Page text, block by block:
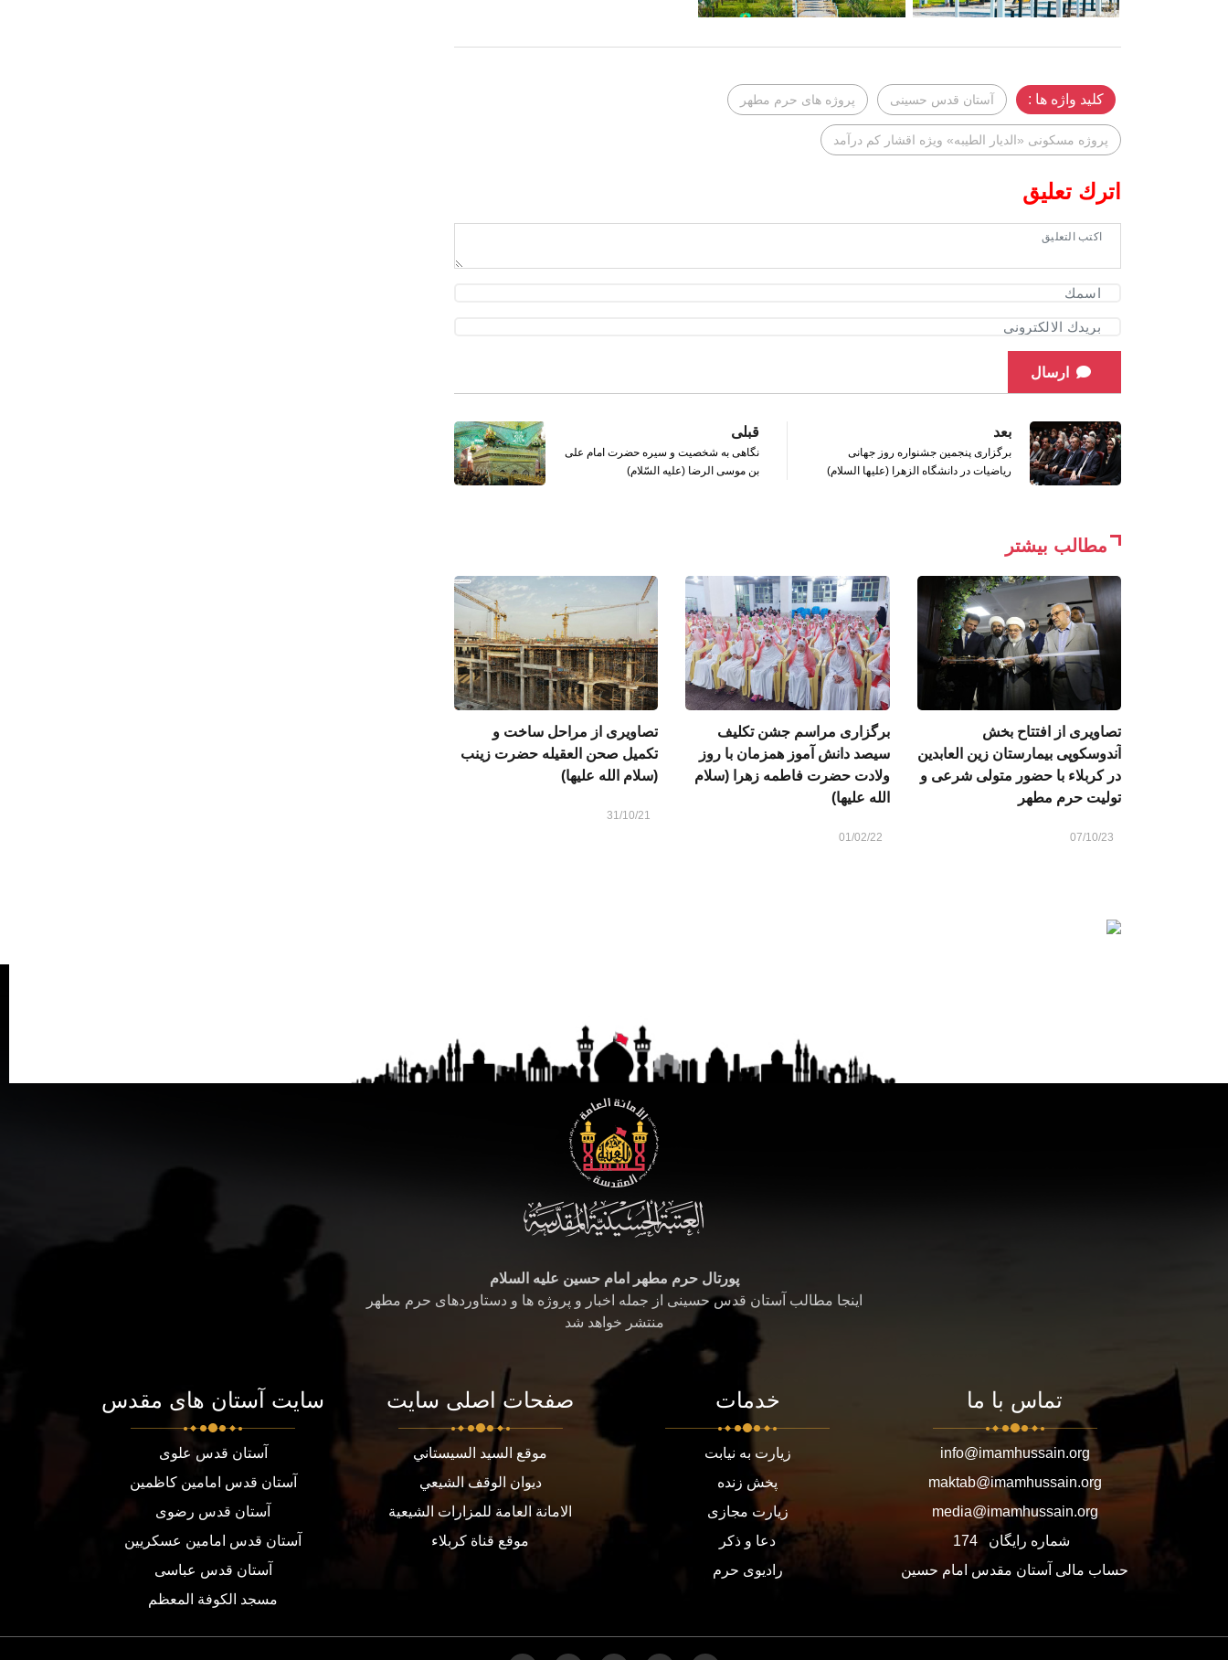
کلید واژه ها : آستان قدس حسینی پروژه های حرم مطهر
پروژه مسکونی «الدیار الطیبه» ویژه اقشار کم‌ درآمد
اترك تعليق
ارسال
قبلی
نگاهی به شخصیت و سیره حضرت امام علی
بن موسی الرضا (علیه السّلام)
بعد
برگزاری پنجمین جشنواره روز جهانی
ریاضیات در دانشگاه الزهرا (علیها السلام)
مطالب بیشتر
تصاویری از افتتاح بخش
آندوسکوپی بیمارستان زین العابدین
در کربلاء با حضور متولی شرعی و
تولیت حرم مطهر
07/10/23
برگزاری مراسم جشن تکلیف
سیصد دانش آموز همزمان با روز
ولادت حضرت فاطمه زهرا (سلام
الله علیها)
01/02/22
تصاویری از مراحل ساخت و
تکمیل صحن العقیله حضرت زینب
(سلام الله علیها)
31/10/21
پورتال حرم مطهر امام حسین علیه السلام
اینجا مطالب آستان قدس حسینی از جمله اخبار و پروژه ها و دستاوردهای حرم مطهر
منتشر خواهد شد
تماس با ما
info@imamhussain.org
maktab@imamhussain.org
media@imamhussain.org
شماره رایگان
174
حساب مالی آستان مقدس امام حسین
خدمات
زیارت به نیابت
پخش زنده
زیارت مجازی
دعا و ذکر
رادیوی حرم
صفحات اصلی سایت
موقع السيد السيستاني
ديوان الوقف الشيعي
الامانة العامة للمزارات الشيعية
موقع قناة كربلاء
سایت آستان های مقدس
آستان قدس علوی
آستان قدس امامین کاظمین
آستان قدس رضوی
آستان قدس امامین عسکریین
آستان قدس عباسی
مسجد الكوفة المعظم